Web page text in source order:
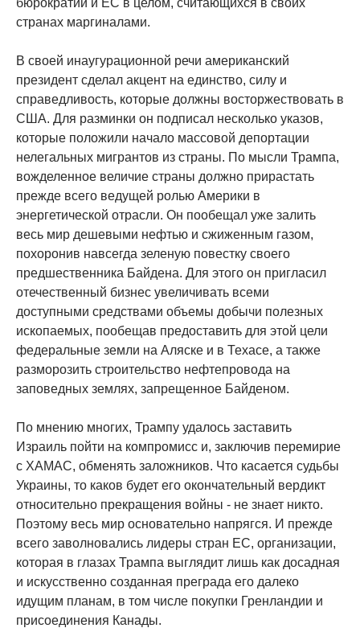
странах маргиналами.
В своей инаугурационной речи американский
президент сделал акцент на единство, силу и
справедливость, которые должны восторжествовать в
США. Для разминки он подписал несколько указов,
которые положили начало массовой депортации
нелегальных мигрантов из страны. По мысли Трампа,
вожделенное величие страны должно прирастать
прежде всего ведущей ролью Америки в
энергетической отрасли. Он пообещал уже залить
весь мир дешевыми нефтью и сжиженным газом,
похоронив навсегда зеленую повестку своего
предшественника Байдена. Для этого он пригласил
отечественный бизнес увеличивать всеми
доступными средствами объемы добычи полезных
ископаемых, пообещав предоставить для этой цели
федеральные земли на Аляске и в Техасе, а также
разморозить строительство нефтепровода на
заповедных землях, запрещенное Байденом.
По мнению многих, Трампу удалось заставить
Израиль пойти на компромисс и, заключив перемирие
с ХАМАС, обменять заложников. Что касается судьбы
Украины, то каков будет его окончательный вердикт
относительно прекращения войны - не знает никто.
Поэтому весь мир основательно напрягся. И прежде
всего заволновались лидеры стран ЕС, организации,
которая в глазах Трампа выглядит лишь как досадная
и искусственно созданная преграда его далеко
идущим планам, в том числе покупки Гренландии и
присоединения Канады.